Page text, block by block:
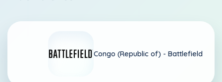
Congo (Republic of) - Battlefield